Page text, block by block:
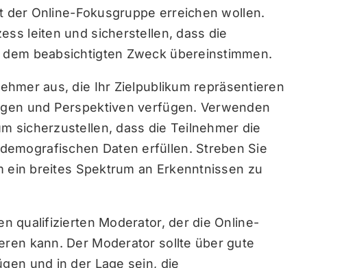
der Online-Fokusgruppe erreichen wollen.
leiten und sicherstellen, dass die
beabsichtigten Zweck übereinstimmen.
aus, die Ihr Zielpublikum repräsentieren
und Perspektiven verfügen. Verwenden
sicherzustellen, dass die Teilnehmer die
Daten erfüllen. Streben Sie
ein breites Spektrum an Erkenntnissen zu
qualifizierten Moderator, der die Online-
kann. Der Moderator sollte über gute
und in der Lage sein, die